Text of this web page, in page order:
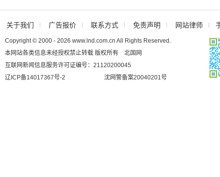
关于我们 广告报价 联系方式 免责声明 网站律师
Copyright © 2000 - 2026 www.lnd.com.cn All Rights Reserved.
本网站各类信息未经授权禁止转载 版权所有 北国网
互联网新闻信息服务许可证编号：21120200045
辽ICP备14017367号-2
沈网警备案20040201号